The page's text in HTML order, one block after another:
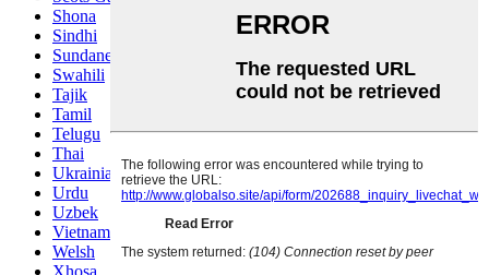
Shona
Sindhi
Sundanese
Swahili
Tajik
Tamil
Telugu
Thai
Ukrainian
Urdu
Uzbek
Vietnamese
Welsh
Xhosa